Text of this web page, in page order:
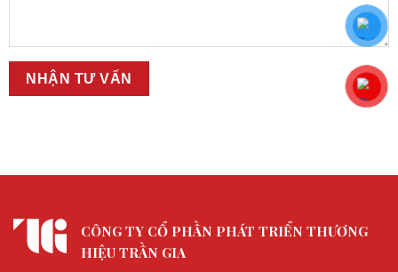
CÔNG TY CỔ PHẦN PHÁT TRIỂN THƯƠNG
HIỆU TRẦN GIA